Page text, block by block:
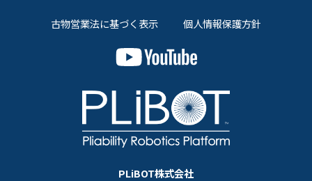
古物営業法に基づく表示 個人情報保護方針
PLiBOT株式会社